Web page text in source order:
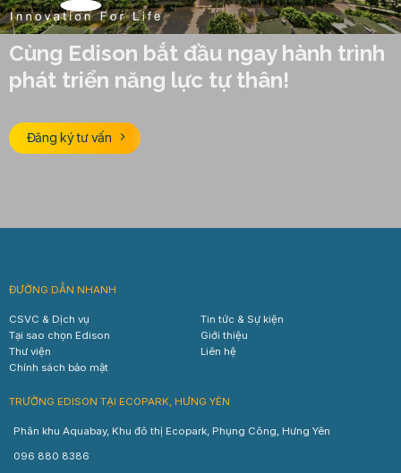
Cùng Edison bắt đầu ngay hành trình
phát triển năng lực tự thân!
Đăng ký tư vấn
ĐƯỜNG DẪN NHANH
CSVC & Dịch vụ
Tin tức & Sự kiện
Tại sao chọn Edison
Giới thiệu
Thư viện
Liên hệ
Chính sách bảo mật
TRƯỜNG EDISON TẠI ECOPARK, HƯNG YÊN
Phân khu Aquabay, Khu đô thị Ecopark, Phụng Công, Hưng Yên
096 880 8386